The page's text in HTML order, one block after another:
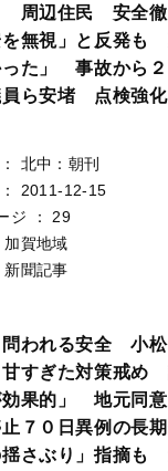
周辺住民 安全
を無視」と反発も
った」 事故から
員ら安堵 点検強
：
北中：朝刊
：
2011-12-15
ジ
：
29
加賀地域
新聞記事
われる安全 小松
すぎた対策戒め
効果的」 地元同
止７０日異例の長
揺さぶり」指摘も